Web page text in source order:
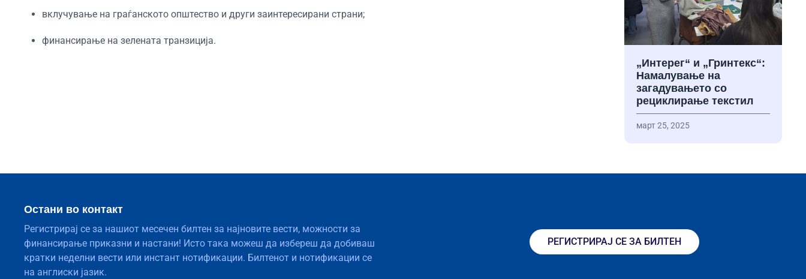
вклучување на граѓанското општество и други заинтересирани страни;
финансирање на зелената транзиција.
„Интерег“ и „Гринтекс“:
Намалување на
загадувањето со
рециклирање текстил
март 25, 2025
Остани во контакт
Регистрирај се за нашиот месечен билтен за најновите вести, можности за
финансирање приказни и настани! Исто така можеш да избереш да добиваш
кратки неделни вести или инстант нотификации. Билтенот и нотификации се
на англиски јазик.
РЕГИСТРИРАЈ СЕ ЗА БИЛТЕН